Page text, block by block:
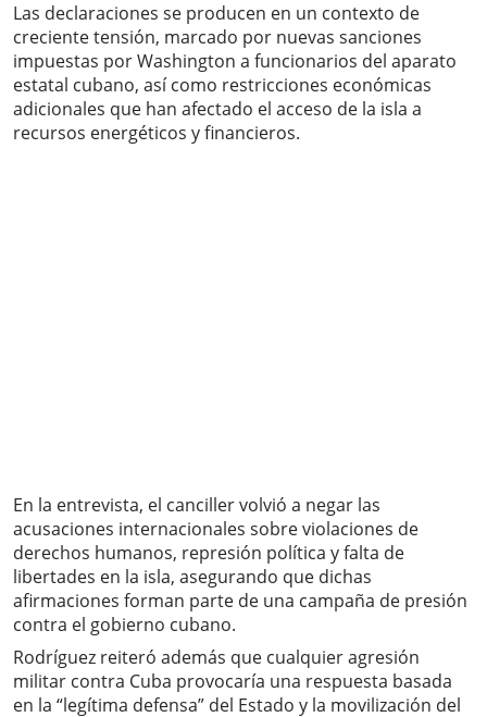
Las declaraciones se producen en un contexto de
creciente tensión, marcado por nuevas sanciones
impuestas por Washington a funcionarios del aparato
estatal cubano, así como restricciones económicas
adicionales que han afectado el acceso de la isla a
recursos energéticos y financieros.
En la entrevista, el canciller volvió a negar las
acusaciones internacionales sobre violaciones de
derechos humanos, represión política y falta de
libertades en la isla, asegurando que dichas
afirmaciones forman parte de una campaña de presión
contra el gobierno cubano.
Rodríguez reiteró además que cualquier agresión
militar contra Cuba provocaría una respuesta basada
en la “legítima defensa” del Estado y la movilización del